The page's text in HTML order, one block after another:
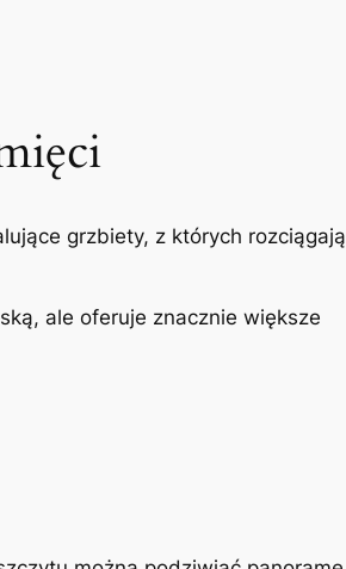
grzbiety, z których rozciągają
ale oferuje znacznie większe